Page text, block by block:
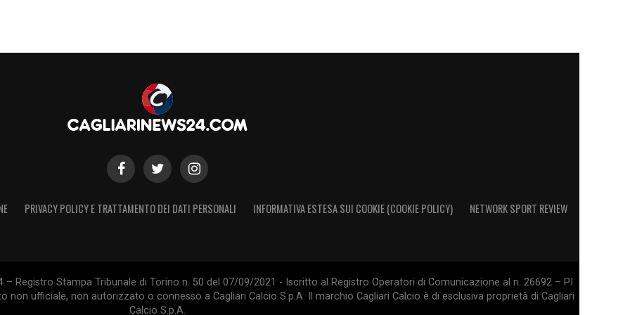
PRIVACY POLICY E TRATTAMENTO DEI DATI PERSONALI INFORMATIVA ESTESA SUI COOKIE (COOKIE POLICY) NETWORK SPORT REVIEW
Registro Stampa Tribunale di Torino n. 50 del 07/09/2021 - Iscritto al Registro Operatori di Comunicazione al n. 26692 – PI
non ufficiale, non autorizzato o connesso a Cagliari Calcio S.p.A. Il marchio Cagliari Calcio è di esclusiva proprietà di Cagliari
Calcio S.p.A.